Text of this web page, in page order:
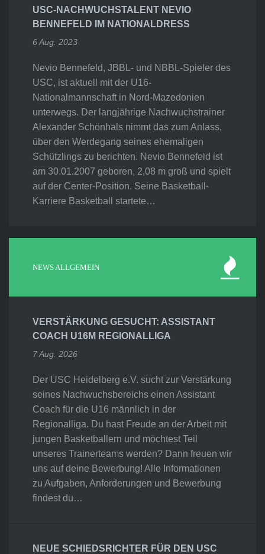
USC-NACHWUCHSTALENT NEVIO
BENNEFELD IM NATIONALDRESS
6 Aug. 2023
Nevio Bennefeld, JBBL- und NBBL-Spieler des
USC, ist aktuell mit der U16-
Nationalmannschaft in Nord-Mazedonien
unterwegs. Der langjährige Nachwuchstrainer
Alexander Schönhals nimmt das zum Anlass,
über den Werdegang seines ehemaligen
Schützlings zu berichten. Nevio Bennefeld ist
am 30.01.2007 geboren, 2,08 m groß und spielt
auf der Center-Position. Seine Basketball-
Karriere Basketball startete…
NEWS ALLGEMEIN
VERSTÄRKUNG GESUCHT: ASSISTANT
COACH U16M REGIONALLIGA
7 Aug. 2026
Der USC Heidelberg e.V. sucht zur Verstärkung
seines Nachwuchsbereichs einen Assistant
Coach für die U16 männlich in der
Regionalliga. Du hast Freude an der Arbeit mit
jungen Basketballern und möchtest Teil
unseres Trainerteams werden? Dann freuen wir
uns auf deine Bewerbung! Alle Informationen
zu Aufgaben, Anforderungen und Bewerbung
findest du…
NEUE SCHIEDSRICHTER FÜR DEN USC